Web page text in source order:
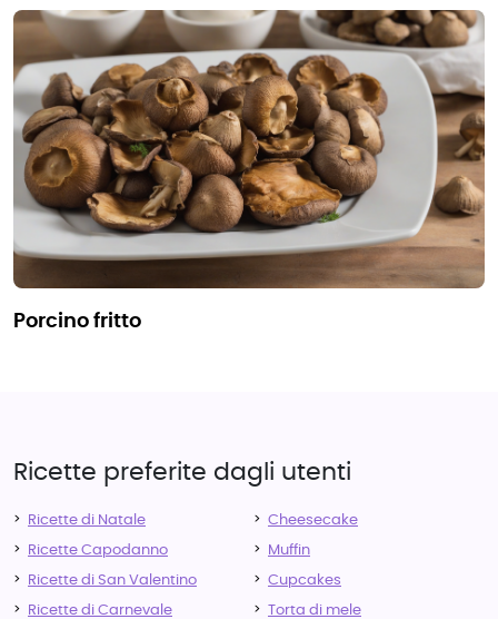
porcino fritto
Ricette preferite dagli utenti
Ricette di Natale
Ricette Capodanno
Ricette di San Valentino
Ricette di Carnevale
Cheesecake
Muffin
Cupcakes
Torta di mele